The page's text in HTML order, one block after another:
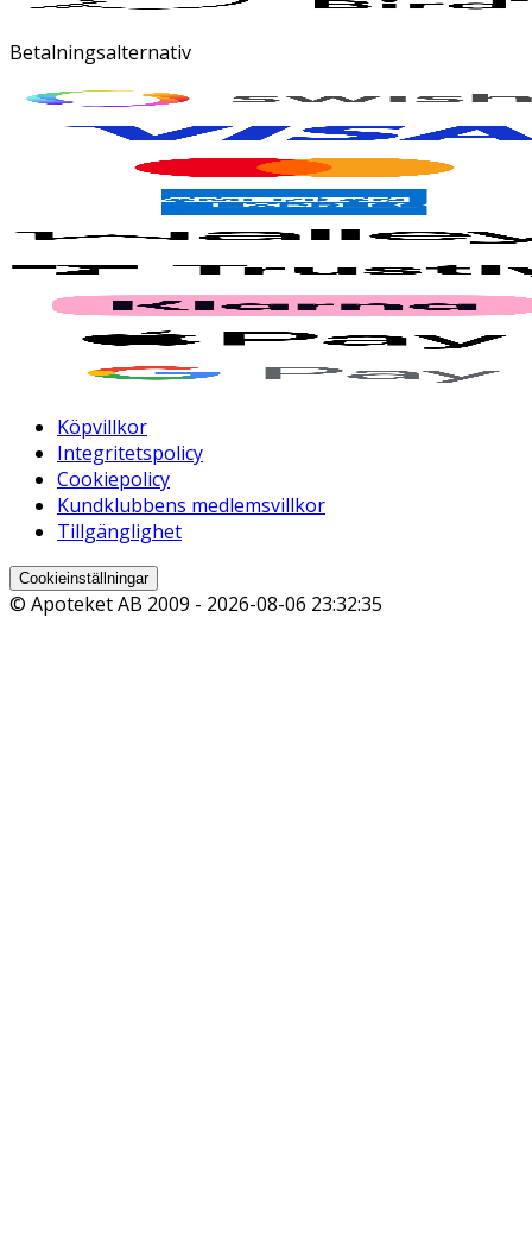
Betalningsalternativ
Köpvillkor
Integritetspolicy
Cookiepolicy
Kundklubbens medlemsvillkor
Tillgänglighet
Cookieinställningar
© Apoteket AB 2009 - 2026-08-06 23:32:35